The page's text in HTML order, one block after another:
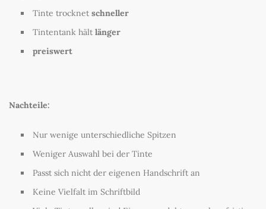
Tinte trocknet schneller
Tintentank hält länger
preiswert
Nachteile:
Nur wenige unterschiedliche Spitzen
Weniger Auswahl bei der Tinte
Passt sich nicht der eigenen Handschrift an
Keine Vielfalt im Schriftbild